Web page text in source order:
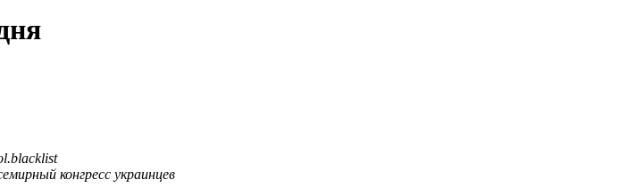
конгресс украинцев